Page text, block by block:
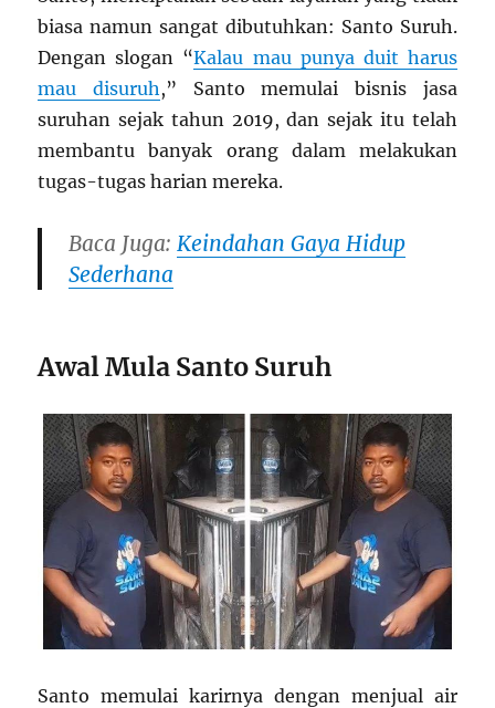
biasa namun sangat dibutuhkan: Santo Suruh.
Dengan slogan “Kalau mau punya duit harus
mau disuruh,” Santo memulai bisnis jasa
suruhan sejak tahun 2019, dan sejak itu telah
membantu banyak orang dalam melakukan
tugas-tugas harian mereka.
Baca Juga: Keindahan Gaya Hidup
Sederhana
Awal Mula Santo Suruh
Santo memulai karirnya dengan menjual air